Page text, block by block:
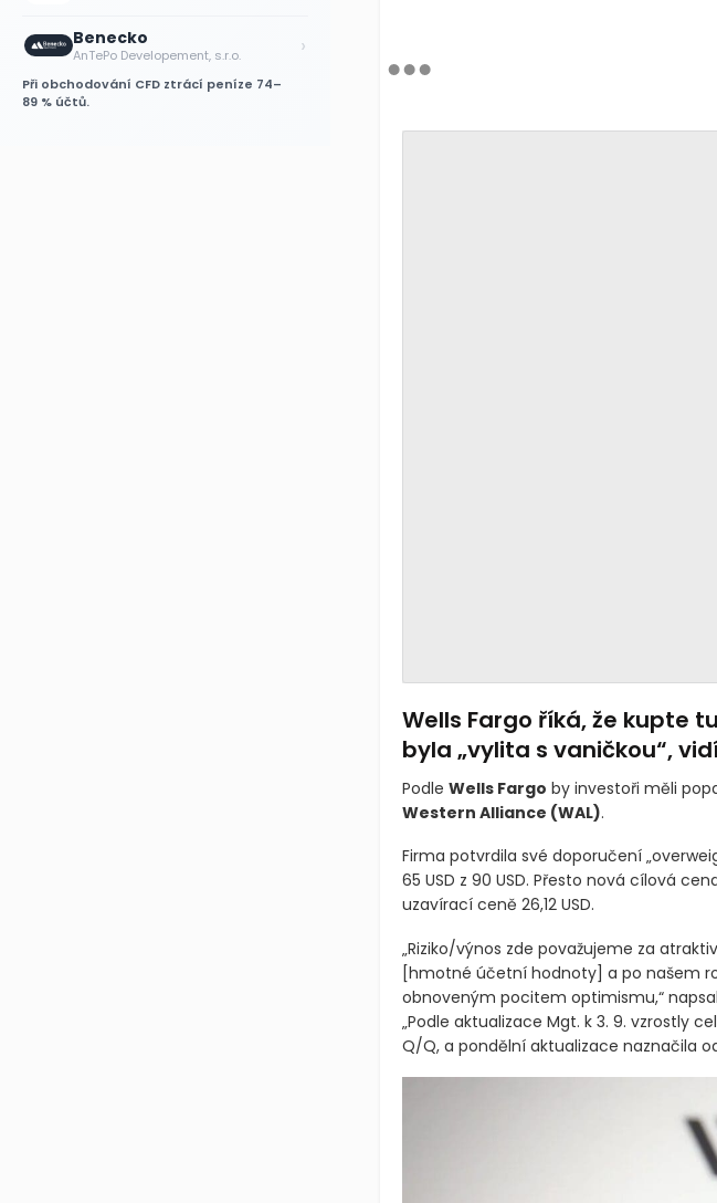
Wells Fargo říká, že kupte
byla „vylita s vaničkou“,
Podle Wells Fargo by investoři měli
Western Alliance (WAL).
Firma potvrdila své doporučení
65 USD z 90 USD. Přesto nová cílová
uzavírací ceně 26,12 USD.
„Riziko/výnos zde považujeme za
[hmotné účetní hodnoty] a po našem
obnoveným pocitem optimismu,“
„Podle aktualizace Mgt. k 3. 9. vzrostly
Q/Q, a pondělní aktualizace naznačila
Benecko
AnTePo Developement, s.r.o. ›
Při obchodování CFD ztrácí peníze 74–
89 % účtů.